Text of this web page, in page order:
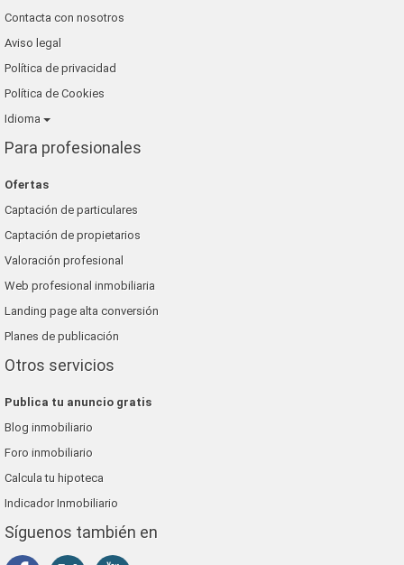
Contacta con nosotros
Aviso legal
Política de privacidad
Política de Cookies
Idioma
Para profesionales
Ofertas
Captación de particulares
Captación de propietarios
Valoración profesional
Web profesional inmobiliaria
Landing page alta conversión
Planes de publicación
Otros servicios
Publica tu anuncio gratis
Blog inmobiliario
Foro inmobiliario
Calcula tu hipoteca
Indicador Inmobiliario
Síguenos también en